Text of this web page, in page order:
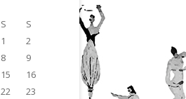
S
S
1
2
8
9
15
16
22
23